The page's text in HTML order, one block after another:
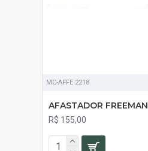
MC-AFFE 2218
AFASTADOR FREEMAN
R$ 155,00